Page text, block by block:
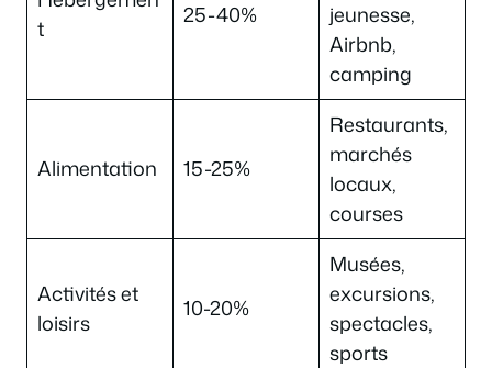
t
25-40%
jeunesse,
Airbnb,
camping
Alimentation 15-25%
Restaurants,
marchés
locaux,
courses
Activités et
loisirs
10-20%
Musées,
excursions,
spectacles,
sports